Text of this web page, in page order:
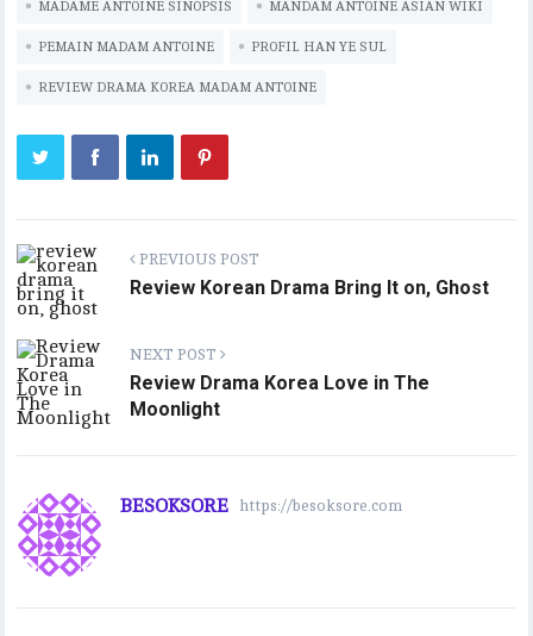
k
r
A
p
p
Li
n
k
m
r
MADAME ANTOINE SINOPSIS MANDAM ANTOINE ASIAN WIKI
PEMAIN MADAM ANTOINE PROFIL HAN YE SUL
REVIEW DRAMA KOREA MADAM ANTOINE
PREVIOUS POST
Review Korean Drama Bring It on, Ghost
NEXT POST
Review Drama Korea Love in The
Moonlight
BESOKSORE https://besoksore.com